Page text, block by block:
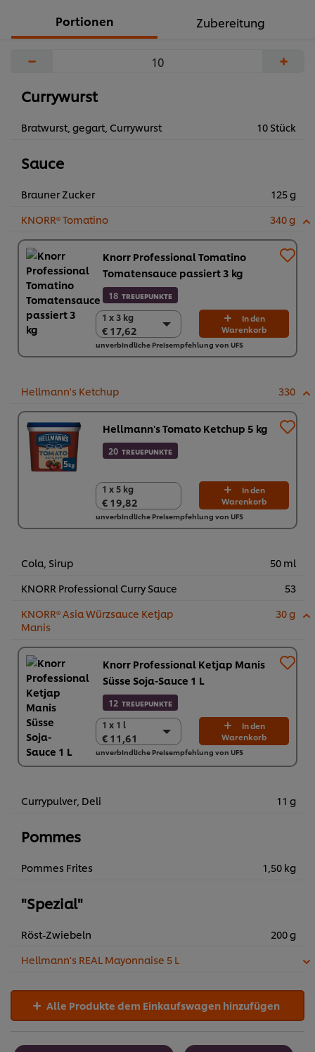
Portionen Zubereitung
− +
Currywurst
Bratwurst, gegart, Currywurst 10 Stück
Sauce
Brauner Zucker
125 g
KNORR® Tomatino
340 g
Knorr Professional Tomatino
Tomatensauce passiert 3 kg
18 TREUEPUNKTE
1 x 3 kg
€ 17,62
1 x 3 kg
€ 17,62
4 x 3 kg
In den
Warenkorb
unverbindliche Preisempfehlung von UFS
Hellmann's Ketchup 330
Hellmann's Tomato Ketchup 5 kg
20 TREUEPUNKTE
1 x 5 kg
€ 19,82
1 x 5 kg
€ 19,82
In den
Warenkorb
unverbindliche Preisempfehlung von UFS
Cola, Sirup
50 ml
KNORR Professional Curry Sauce
53
KNORR® Asia Würzsauce Ketjap
Manis
30 g
Knorr Professional Ketjap Manis
Süsse Soja-Sauce 1 L
12 TREUEPUNKTE
1 x 1 l
€ 11,61
1 x 1 l
€ 11,61
6 x 1 L
€ 69,66
In den
Warenkorb
unverbindliche Preisempfehlung von UFS
Currypulver, Deli 11 g
Pommes
Pommes Frites 1,50 kg
"Spezial"
Röst-Zwiebeln
200 g
Hellmann's REAL Mayonnaise 5 L
Alle Produkte dem Einkaufswagen hinzufügen